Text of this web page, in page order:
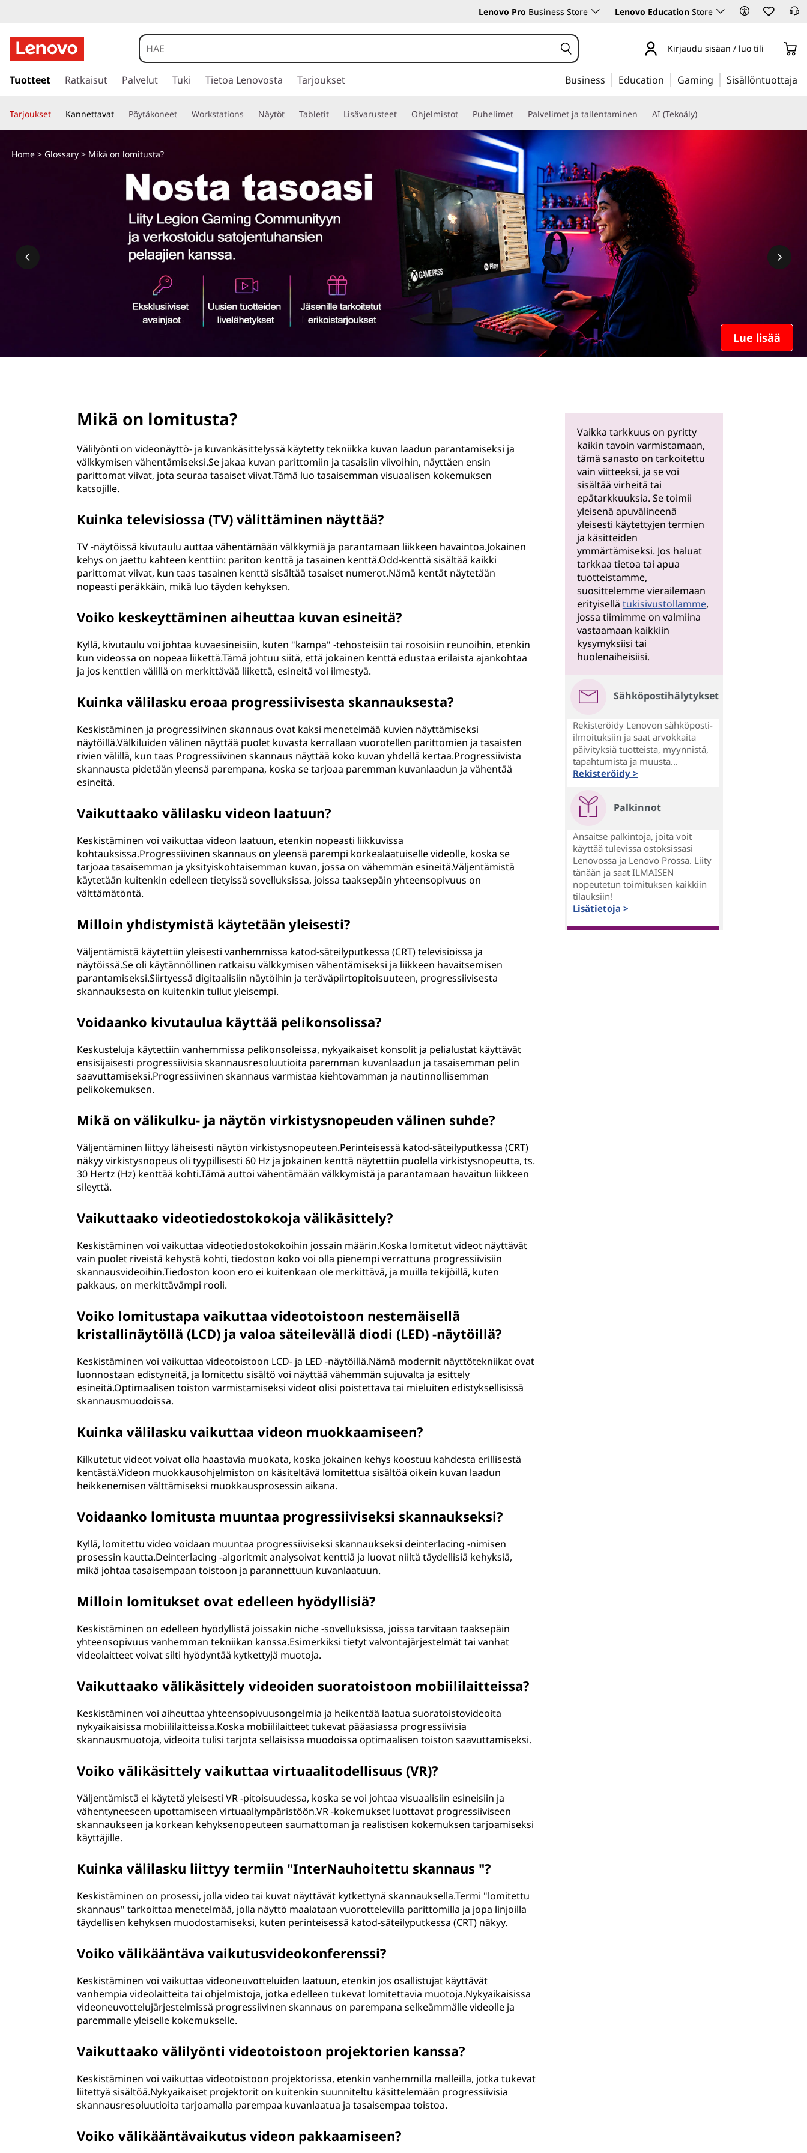
Lenovo Pro Business Store Lenovo Education Store
i
r
y
ä
Kirjaudu sisään / luo tili
Tuotteet Ratkaisut Palvelut Tuki Tietoa Lenovosta Tarjoukset Business Education Gaming Sisällöntuottaja
Tarjoukset Kannettavat Pöytäkoneet Workstations Näytöt Tabletit Lisävarusteet Ohjelmistot Puhelimet Palvelimet ja tallentaminen AI (Tekoäly)
Lue lisää
Home> Glossary> Mikä on lomitusta?
Mikä on lomitusta?
Välilyönti on videonäyttö- ja kuvankäsittelyssä käytetty tekniikka kuvan laadun parantamiseksi ja
välkkymisen vähentämiseksi.Se jakaa kuvan parittomiin ja tasaisiin viivoihin, näyttäen ensin
parittomat viivat, jota seuraa tasaiset viivat.Tämä luo tasaisemman visuaalisen kokemuksen
katsojille.
Kuinka televisiossa (TV) välittäminen näyttää?
TV -näytöissä kivutaulu auttaa vähentämään välkkymiä ja parantamaan liikkeen havaintoa.Jokainen
kehys on jaettu kahteen kenttiin: pariton kenttä ja tasainen kenttä.Odd-kenttä sisältää kaikki
parittomat viivat, kun taas tasainen kenttä sisältää tasaiset numerot.Nämä kentät näytetään
nopeasti peräkkäin, mikä luo täyden kehyksen.
Voiko keskeyttäminen aiheuttaa kuvan esineitä?
Kyllä, kivutaulu voi johtaa kuvaesineisiin, kuten "kampa" -tehosteisiin tai rosoisiin reunoihin, etenkin
kun videossa on nopeaa liikettä.Tämä johtuu siitä, että jokainen kenttä edustaa erilaista ajankohtaa
ja jos kenttien välillä on merkittävää liikettä, esineitä voi ilmestyä.
Kuinka välilasku eroaa progressiivisesta skannauksesta?
Keskistäminen ja progressiivinen skannaus ovat kaksi menetelmää kuvien näyttämiseksi
näytöillä.Välkiluiden välinen näyttää puolet kuvasta kerrallaan vuorotellen parittomien ja tasaisten
rivien välillä, kun taas Progressiivinen skannaus näyttää koko kuvan yhdellä kertaa.Progressiivista
skannausta pidetään yleensä parempana, koska se tarjoaa paremman kuvanlaadun ja vähentää
esineitä.
Vaikuttaako välilasku videon laatuun?
Keskistäminen voi vaikuttaa videon laatuun, etenkin nopeasti liikkuvissa
kohtauksissa.Progressiivinen skannaus on yleensä parempi korkealaatuiselle videolle, koska se
tarjoaa tasaisemman ja yksityiskohtaisemman kuvan, jossa on vähemmän esineitä.Väljentämistä
käytetään kuitenkin edelleen tietyissä sovelluksissa, joissa taaksepäin yhteensopivuus on
välttämätöntä.
Milloin yhdistymistä käytetään yleisesti?
Väljentämistä käytettiin yleisesti vanhemmissa katod-säteilyputkessa (CRT) televisioissa ja
näytöissä.Se oli käytännöllinen ratkaisu välkkymisen vähentämiseksi ja liikkeen havaitsemisen
parantamiseksi.Siirtyessä digitaalisiin näytöihin ja teräväpiirtopitoisuuteen, progressiivisesta
skannauksesta on kuitenkin tullut yleisempi.
Voidaanko kivutaulua käyttää pelikonsolissa?
Keskusteluja käytettiin vanhemmissa pelikonsoleissa, nykyaikaiset konsolit ja pelialustat käyttävät
ensisijaisesti progressiivisia skannausresoluutioita paremman kuvanlaadun ja tasaisemman pelin
saavuttamiseksi.Progressiivinen skannaus varmistaa kiehtovamman ja nautinnollisemman
pelikokemuksen.
Mikä on välikulku- ja näytön virkistysnopeuden välinen suhde?
Väljentäminen liittyy läheisesti näytön virkistysnopeuteen.Perinteisessä katod-säteilyputkessa (CRT)
näkyy virkistysnopeus oli tyypillisesti 60 Hz ja jokainen kenttä näytettiin puolella virkistysnopeutta, ts.
30 Hertz (Hz) kenttää kohti.Tämä auttoi vähentämään välkkymistä ja parantamaan havaitun liikkeen
sileyttä.
Vaikuttaako videotiedostokokoja välikäsittely?
Keskistäminen voi vaikuttaa videotiedostokokoihin jossain määrin.Koska lomitetut videot näyttävät
vain puolet riveistä kehystä kohti, tiedoston koko voi olla pienempi verrattuna progressiivisiin
skannausvideoihin.Tiedoston koon ero ei kuitenkaan ole merkittävä, ja muilla tekijöillä, kuten
pakkaus, on merkittävämpi rooli.
Voiko lomitustapa vaikuttaa videotoistoon nestemäisellä
kristallinäytöllä (LCD) ja valoa säteilevällä diodi (LED) -näytöillä?
Keskistäminen voi vaikuttaa videotoistoon LCD- ja LED -näytöillä.Nämä modernit näyttötekniikat ovat
luonnostaan edistyneitä, ja lomitettu sisältö voi näyttää vähemmän sujuvalta ja esittely
esineitä.Optimaalisen toiston varmistamiseksi videot olisi poistettava tai mieluiten edistyksellisissä
skannausmuodoissa.
Kuinka välilasku vaikuttaa videon muokkaamiseen?
Kilkutetut videot voivat olla haastavia muokata, koska jokainen kehys koostuu kahdesta erillisestä
kentästä.Videon muokkausohjelmiston on käsiteltävä lomitettua sisältöä oikein kuvan laadun
heikkenemisen välttämiseksi muokkausprosessin aikana.
Voidaanko lomitusta muuntaa progressiiviseksi skannaukseksi?
Kyllä, lomitettu video voidaan muuntaa progressiiviseksi skannaukseksi deinterlacing -nimisen
prosessin kautta.Deinterlacing -algoritmit analysoivat kenttiä ja luovat niiltä täydellisiä kehyksiä,
mikä johtaa tasaisempaan toistoon ja parannettuun kuvanlaatuun.
Milloin lomitukset ovat edelleen hyödyllisiä?
Keskistäminen on edelleen hyödyllistä joissakin niche -sovelluksissa, joissa tarvitaan taaksepäin
yhteensopivuus vanhemman tekniikan kanssa.Esimerkiksi tietyt valvontajärjestelmät tai vanhat
videolaitteet voivat silti hyödyntää kytkettyjä muotoja.
Vaikuttaako välikäsittely videoiden suoratoistoon mobiililaitteissa?
Keskistäminen voi aiheuttaa yhteensopivuusongelmia ja heikentää laatua suoratoistovideoita
nykyaikaisissa mobiililaitteissa.Koska mobiililaitteet tukevat pääasiassa progressiivisia
skannausmuotoja, videoita tulisi tarjota sellaisissa muodoissa optimaalisen toiston saavuttamiseksi.
Voiko välikäsittely vaikuttaa virtuaalitodellisuus (VR)?
Väljentämistä ei käytetä yleisesti VR -pitoisuudessa, koska se voi johtaa visuaalisiin esineisiin ja
vähentyneeseen upottamiseen virtuaaliympäristöön.VR -kokemukset luottavat progressiiviseen
skannaukseen ja korkean kehyksenopeuteen saumattoman ja realistisen kokemuksen tarjoamiseksi
käyttäjille.
Kuinka välilasku liittyy termiin "InterNauhoitettu skannaus "?
Keskistäminen on prosessi, jolla video tai kuvat näyttävät kytkettynä skannauksella.Termi "lomitettu
skannaus" tarkoittaa menetelmää, jolla näyttö maalataan vuorottelevilla parittomilla ja jopa linjoilla
täydellisen kehyksen muodostamiseksi, kuten perinteisessä katod-säteilyputkessa (CRT) näkyy.
Voiko välikääntäva vaikutusvideokonferenssi?
Keskistäminen voi vaikuttaa videoneuvotteluiden laatuun, etenkin jos osallistujat käyttävät
vanhempia videolaitteita tai ohjelmistoja, jotka edelleen tukevat lomitettavia muotoja.Nykyaikaisissa
videoneuvottelujärjestelmissä progressiivinen skannaus on parempana selkeämmälle videolle ja
paremmalle yleiselle kokemukselle.
Vaikuttaako välilyönti videotoistoon projektorien kanssa?
Keskistäminen voi vaikuttaa videotoistoon projektorissa, etenkin vanhemmilla malleilla, jotka tukevat
liitettyä sisältöä.Nykyaikaiset projektorit on kuitenkin suunniteltu käsittelemään progressiivisia
skannausresoluutioita tarjoamalla parempaa kuvanlaatua ja tasaisempaa toistoa.
Voiko välikääntävaikutus videon pakkaamiseen?
Vaikka tarkkuus on pyritty
kaikin tavoin varmistamaan,
tämä sanasto on tarkoitettu
vain viitteeksi, ja se voi
sisältää virheitä tai
epätarkkuuksia. Se toimii
yleisenä apuvälineenä
yleisesti käytettyjen termien
ja käsitteiden
ymmärtämiseksi. Jos haluat
tarkkaa tietoa tai apua
tuotteistamme,
suosittelemme vierailemaan
erityisellä tukisivustollamme,
jossa tiimimme on valmiina
vastaamaan kaikkiin
kysymyksiisi tai
huolenaiheisiisi.
Sähköpostihälytykset
Rekisteröidy Lenovon sähköposti-
ilmoituksiin ja saat arvokkaita
päivityksiä tuotteista, myynnistä,
tapahtumista ja muusta...
Rekisteröidy >
Palkinnot
Ansaitse palkintoja, joita voit
käyttää tulevissa ostoksissasi
Lenovossa ja Lenovo Prossa. Liity
tänään ja saat ILMAISEN
nopeutetun toimituksen kaikkiin
tilauksiin!
Lisätietoja >